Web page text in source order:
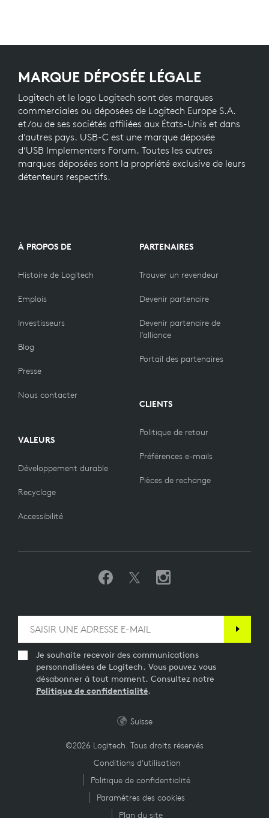
MARQUE DÉPOSÉE LÉGALE
Logitech et le logo Logitech sont des marques
commerciales ou déposées de Logitech Europe S.A.
et/ou de ses sociétés affiliées aux États-Unis et dans
d'autres pays. USB-C est une marque déposée
d’USB Implementers Forum. Toutes les autres
marques déposées sont la propriété exclusive de leurs
détenteurs respectifs.
À PROPOS DE
Histoire de Logitech
Emplois
Investisseurs
Blog
Presse
Nous contacter
VALEURS
Développement durable
Recyclage
Accessibilité
PARTENAIRES
Trouver un revendeur
Devenir partenaire
Devenir partenaire de
l’alliance
Portail des partenaires
CLIENTS
Politique de retour
Préférences e-mails
Pièces de rechange
Je souhaite recevoir des communications
personnalisées de Logitech. Vous pouvez vous
désabonner à tout moment. Consultez notre
Politique de confidentialité.
©2026 Logitech. Tous droits réservés
Conditions d'utilisation
Politique de confidentialité
Paramètres des cookies
Plan du site
Suisse